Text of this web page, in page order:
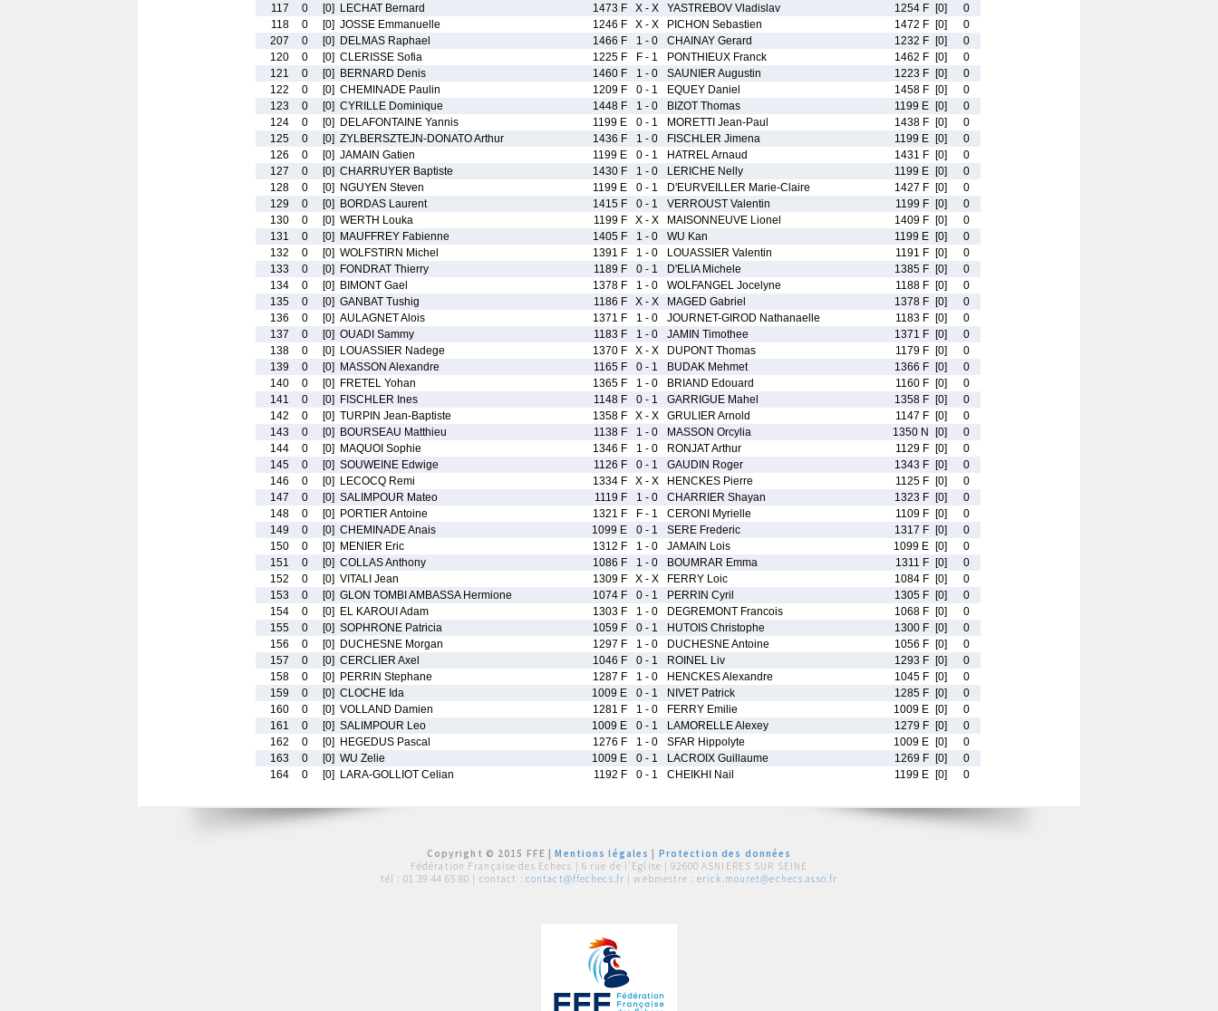
117
0 [0] LECHAT Bernard 1473 F X - X YASTREBOV Vladislav 1254 F [0]
0
118
0 [0] JOSSE Emmanuelle 1246 F X - X PICHON Sebastien 1472 F [0]
0
207
0 [0] DELMAS Raphael 1466 F 1 - 0 CHAINAY Gerard 1232 F [0]
0
120
0 [0] CLERISSE Sofia 1225 F F - 1 PONTHIEUX Franck 1462 F [0]
0
121
0 [0] BERNARD Denis 1460 F 1 - 0 SAUNIER Augustin 1223 F [0]
0
122
0 [0] CHEMINADE Paulin 1209 F 0 - 1 EQUEY Daniel 1458 F [0]
0
123
0 [0] CYRILLE Dominique 1448 F 1 - 0 BIZOT Thomas 1199 E [0]
0
124
0 [0] DELAFONTAINE Yannis 1199 E 0 - 1 MORETTI Jean-Paul 1438 F [0]
0
125
0 [0] ZYLBERSZTEJN-DONATO Arthur 1436 F 1 - 0 FISCHLER Jimena 1199 E [0]
0
126
0 [0] JAMAIN Gatien 1199 E 0 - 1 HATREL Arnaud 1431 F [0]
0
127
0 [0] CHARRUYER Baptiste 1430 F 1 - 0 LERICHE Nelly 1199 E [0]
0
128
0 [0] NGUYEN Steven 1199 E 0 - 1 D'EURVEILLER Marie-Claire 1427 F [0]
0
129
0 [0] BORDAS Laurent 1415 F 0 - 1 VERROUST Valentin 1199 F [0]
0
130
0 [0] WERTH Louka 1199 F X - X MAISONNEUVE Lionel 1409 F [0]
0
131
0 [0] MAUFFREY Fabienne 1405 F 1 - 0 WU Kan 1199 E [0]
0
132
0 [0] WOLFSTIRN Michel 1391 F 1 - 0 LOUASSIER Valentin 1191 F [0]
0
133
0 [0] FONDRAT Thierry 1189 F 0 - 1 D'ELIA Michele 1385 F [0]
0
134
0 [0] BIMONT Gael 1378 F 1 - 0 WOLFANGEL Jocelyne 1188 F [0]
0
135
0 [0] GANBAT Tushig 1186 F X - X MAGED Gabriel 1378 F [0]
0
136
0 [0] AULAGNET Alois 1371 F 1 - 0 JOURNET-GIROD Nathanaelle 1183 F [0]
0
137
0 [0] OUADI Sammy 1183 F 1 - 0 JAMIN Timothee 1371 F [0]
0
138
0 [0] LOUASSIER Nadege 1370 F X - X DUPONT Thomas 1179 F [0]
0
139
0 [0] MASSON Alexandre 1165 F 0 - 1 BUDAK Mehmet 1366 F [0]
0
140
0 [0] FRETEL Yohan 1365 F 1 - 0 BRIAND Edouard 1160 F [0]
0
141
0 [0] FISCHLER Ines 1148 F 0 - 1 GARRIGUE Mahel 1358 F [0]
0
142
0 [0] TURPIN Jean-Baptiste 1358 F X - X GRULIER Arnold 1147 F [0]
0
143
0 [0] BOURSEAU Matthieu 1138 F 1 - 0 MASSON Orcylia 1350 N [0]
0
144
0 [0] MAQUOI Sophie 1346 F 1 - 0 RONJAT Arthur 1129 F [0]
0
145
0 [0] SOUWEINE Edwige 1126 F 0 - 1 GAUDIN Roger 1343 F [0]
0
146
0 [0] LECOCQ Remi 1334 F X - X HENCKES Pierre 1125 F [0]
0
147
0 [0] SALIMPOUR Mateo 1119 F 1 - 0 CHARRIER Shayan 1323 F [0]
0
148
0 [0] PORTIER Antoine 1321 F F - 1 CERONI Myrielle 1109 F [0]
0
149
0 [0] CHEMINADE Anais 1099 E 0 - 1 SERE Frederic 1317 F [0]
0
150
0 [0] MENIER Eric 1312 F 1 - 0 JAMAIN Lois 1099 E [0]
0
151
0 [0] COLLAS Anthony 1086 F 1 - 0 BOUMRAR Emma 1311 F [0]
0
152
0 [0] VITALI Jean 1309 F X - X FERRY Loic 1084 F [0]
0
153
0 [0] GLON TOMBI AMBASSA Hermione 1074 F 0 - 1 PERRIN Cyril 1305 F [0]
0
154
0 [0] EL KAROUI Adam 1303 F 1 - 0 DEGREMONT Francois 1068 F [0]
0
155
0 [0] SOPHRONE Patricia 1059 F 0 - 1 HUTOIS Christophe 1300 F [0]
0
156
0 [0] DUCHESNE Morgan 1297 F 1 - 0 DUCHESNE Antoine 1056 F [0]
0
157
0 [0] CERCLIER Axel 1046 F 0 - 1 ROINEL Liv 1293 F [0]
0
158
0 [0] PERRIN Stephane 1287 F 1 - 0 HENCKES Alexandre 1045 F [0]
0
159
0 [0] CLOCHE Ida 1009 E 0 - 1 NIVET Patrick 1285 F [0]
0
160
0 [0] VOLLAND Damien 1281 F 1 - 0 FERRY Emilie 1009 E [0]
0
161
0 [0] SALIMPOUR Leo 1009 E 0 - 1 LAMORELLE Alexey 1279 F [0]
0
162
0 [0] HEGEDUS Pascal 1276 F 1 - 0 SFAR Hippolyte 1009 E [0]
0
163
0 [0] WU Zelie 1009 E 0 - 1 LACROIX Guillaume 1269 F [0]
0
164
0 [0] LARA-GOLLIOT Celian 1192 F 0 - 1 CHEIKHI Nail 1199 E [0] 0
Copyright © 2015 FFE |Mentions légales
Protection des données
Fédération Française des Echecs | 6 rue de l'Eglise | 92600 ASNIERES SUR SEINE
tél : 01 39 44 65 80 | contact : contact@ffechecs.fr | webmestre : erick.mouret@echecs.asso.fr